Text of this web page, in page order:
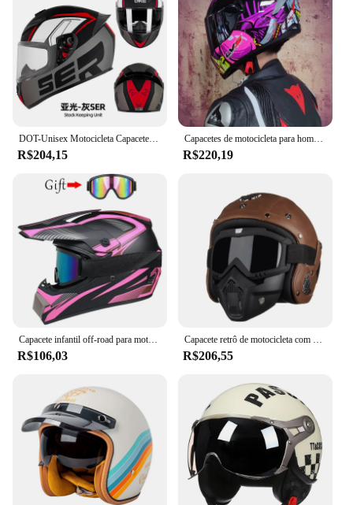
DOT-Unisex Motocicleta Capacete Completo, Segurança Modular, Flip Up, Equitação, Ao ar livre, Flip-Up
R$204,15
Capacetes de motocicleta para homem e mulher usar lente dupla locomotiva capacetes cascos para capacete da motocicleta
R$220,19
Capacete infantil off-road para motocicleta, cross bike am dh, motocross
R$106,03
Capacete retrô de motocicleta com viseira solar e óculos de proteção 3/4 aberto, meia face, apto para moto off-road, capacete masculino
R$206,55